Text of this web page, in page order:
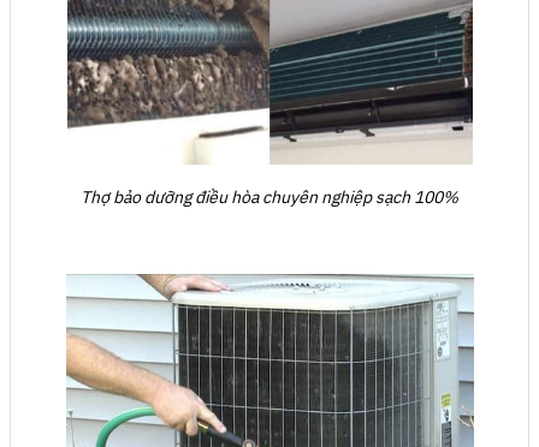
Thợ bảo dưỡng điều hòa chuyên nghiệp sạch 100%